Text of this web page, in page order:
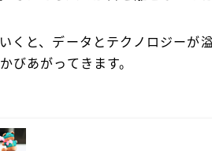
くと、データとテクノロジーが
びあがってきます。